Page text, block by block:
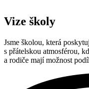
Vize školy
Jsme školou, která
s přátelskou atmosférou,
a rodiče mají možnost